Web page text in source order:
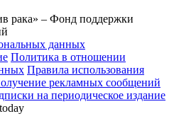
рака» – Фонд поддержки
данных
Политика в отношении
Правила использования
рекламных сообщений
на периодическое издание